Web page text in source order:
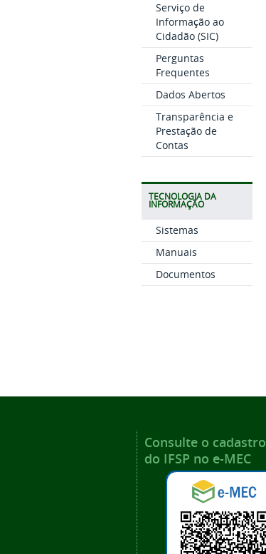
Serviço de
Informação ao
Cidadão (SIC)
Perguntas
Frequentes
Dados Abertos
Transparência e
Prestação de
Contas
TECNOLOGIA DA
INFORMAÇÃO
Sistemas
Manuais
Documentos
Consulte o cadastro
do IFSP no e-MEC